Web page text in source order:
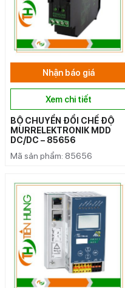
Nhận báo giá
Xem chi tiết
BỘ CHUYỂN ĐỔI CHẾ ĐỘ
MURRELEKTRONIK MDD
DC/DC – 85656
Mã sản phẩm: 85656